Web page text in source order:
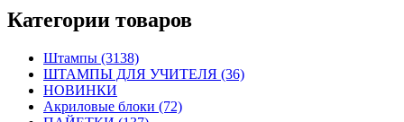
Категории товаров
Штампы (3138)
ШТАМПЫ ДЛЯ УЧИТЕЛЯ (36)
НОВИНКИ
Акриловые блоки (72)